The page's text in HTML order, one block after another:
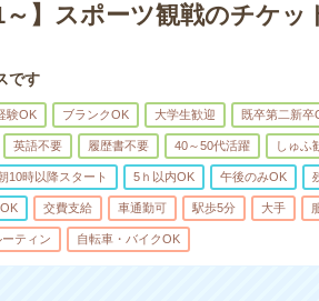
～】スポーツ観戦のチケッ
です
験OK ブランクOK 大学生歓迎 既卒第二新卒
英語不要 履歴書不要 40～50代活躍 しゅふ
10時以降スタート 5ｈ以内OK 午後のみOK
交費支給 車通勤可 駅歩5分 大手
ーティン 自転車・バイクOK